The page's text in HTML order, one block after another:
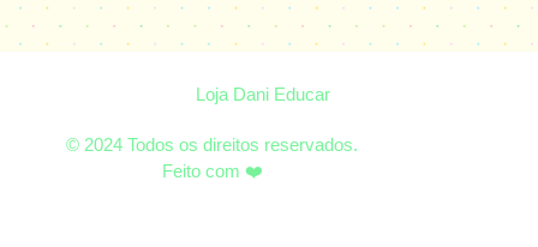
Loja Dani Educar
© 2024 Todos os direitos reservados.
Feito com ❤️